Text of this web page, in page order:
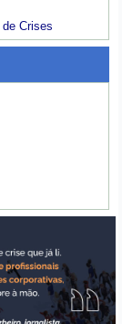
Crises